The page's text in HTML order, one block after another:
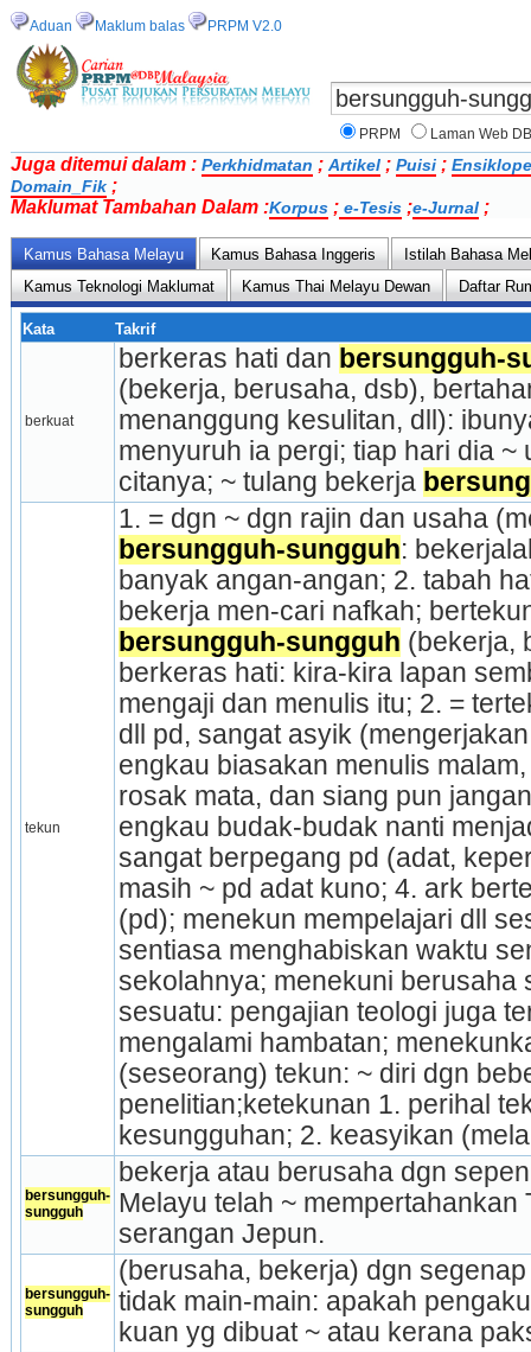
Aduan Maklum balas PRPM V2.0
PRPM Laman Web
Juga ditemui dalam : Perkhidmatan ; Artikel ; Puisi ;
Domain_Fik ;
Maklumat Tambahan Dalam :Korpus ; e-Tesis ;e-Jurnal ;
Kamus Bahasa Melayu Kamus Bahasa Inggeris
Istilah Bahasa
Kamus Teknologi Maklumat
Kamus Thai Melayu Dewan Daftar
Kata Takrif
berkuat
berkeras hati dan bersungguh-
(bekerja, berusaha, dsb),
menanggung kesulitan, dll):
menyuruh ia pergi; tiap hari dia ~
citanya; ~ tulang bekerja
tekun
bersungguh-sungguh:
banyak angan-angan; 2. tabah
bersungguh-sungguh (bekerja,
berkeras hati: kira-kira lapan
mengaji dan menulis itu; 2. =
dll pd, sangat asyik
engkau biasakan menulis
rosak mata, dan siang pun
engkau budak-budak nanti
sangat berpegang pd (adat,
masih ~ pd adat kuno; 4. ark
(pd); menekun mempelajari dll
sentiasa menghabiskan waktu
sekolahnya; menekuni berusaha
sesuatu: pengajian teologi juga
mengalami hambatan;
(seseorang) tekun: ~ diri dgn
penelitian;ketekunan 1. perihal
kesungguhan; 2. keasyikan
bersungguh-
sungguh
bekerja atau berusaha dgn
Melayu telah ~ mempertahankan
serangan Jepun.
bersungguh-
sungguh
(berusaha, bekerja) dgn
tidak main-main: apakah
kuan yg dibuat ~ atau kerana